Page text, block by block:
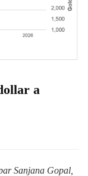
a
Sanjana Gopal,